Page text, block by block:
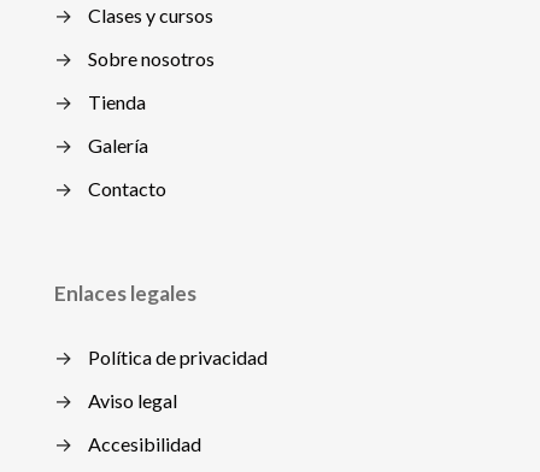
→
Clases y cursos
→
Sobre nosotros
→
Tienda
→
Galería
→
Contacto
Enlaces legales
→
Política de privacidad
→
Aviso legal
→
Accesibilidad